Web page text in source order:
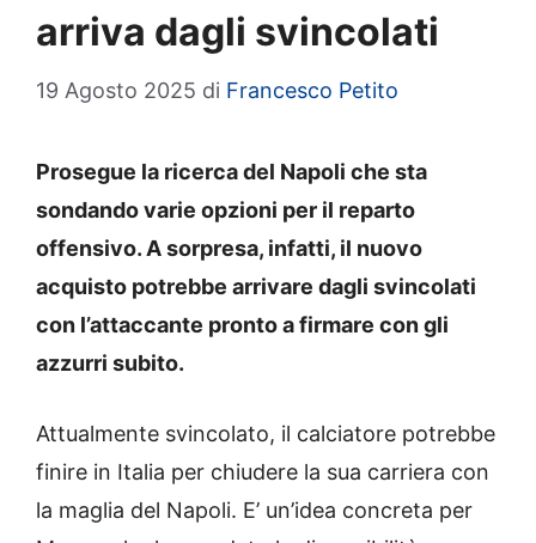
arriva dagli svincolati
19 Agosto 2025 di Francesco Petito
Prosegue la ricerca del Napoli che sta
sondando varie opzioni per il reparto
offensivo. A sorpresa, infatti, il nuovo
acquisto potrebbe arrivare dagli svincolati
con l’attaccante pronto a firmare con gli
azzurri subito.
Attualmente svincolato, il calciatore potrebbe
finire in Italia per chiudere la sua carriera con
la maglia del Napoli. E’ un’idea concreta per